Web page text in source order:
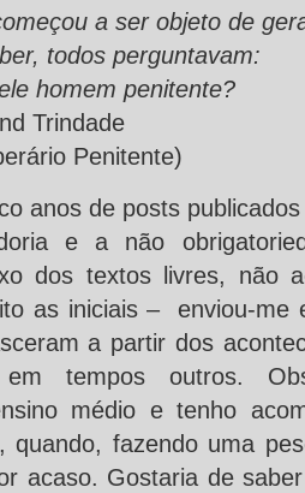
a ser objeto de
todos perguntavam:
homem penitente?
Trindade
Penitente)
anos de posts
e a não
dos textos livres, não
as iniciais – enviou-me
a partir dos
tempos outros.
médio e tenho
quando, fazendo uma
acaso. Gostaria de